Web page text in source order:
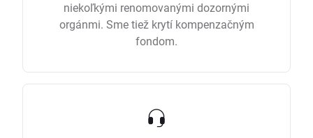
niekoľkými renomovanými dozornými
orgánmi. Sme tiež krytí kompenzačným
fondom.